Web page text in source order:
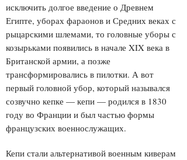
исключить долгое введение о Древнем
Египте, уборах фараонов и Средних веках с
рыцарскими шлемами, то головные уборы с
козырьками появились в начале XIX века в
Британской армии, а позже
трансформировались в пилотки. А вот
первый головной убор, который назывался
созвучно кепке — кепи — родился в 1830
году во Франции и был частью формы
французских военнослужащих.
Кепи стали альтернативой военным киверам